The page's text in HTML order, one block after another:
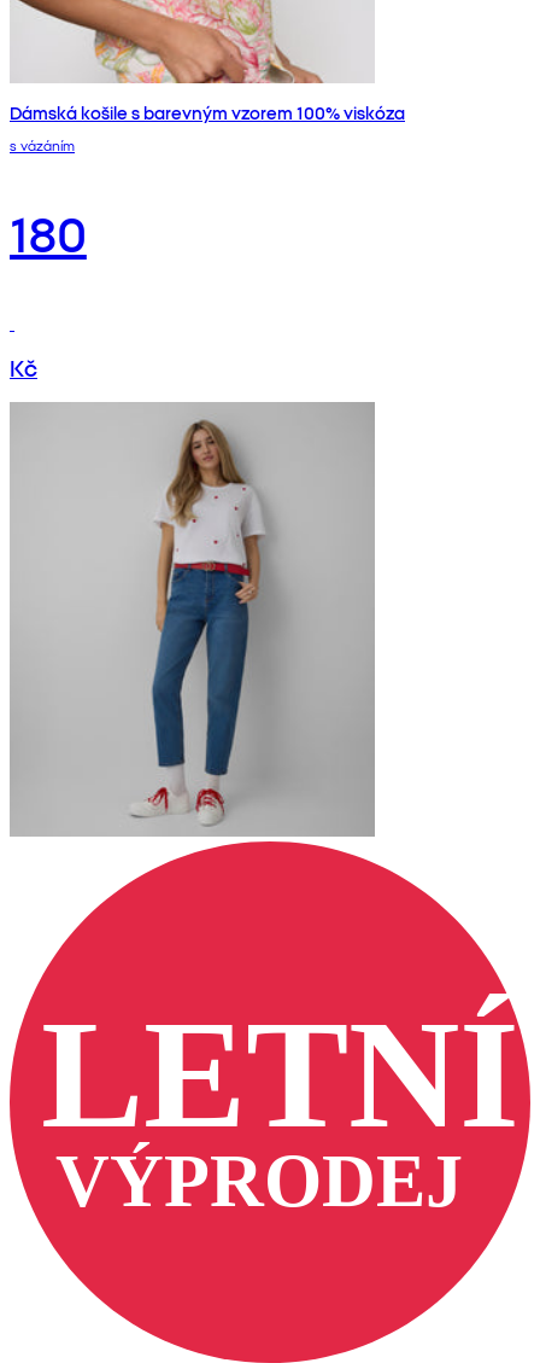
Dámská košile s barevným vzorem 100% viskóza
s vázáním
180
Kč